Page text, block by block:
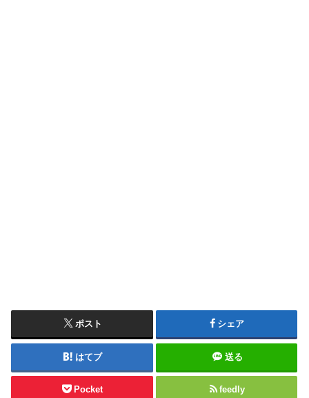
ポスト シェア
はてブ 送る
Pocket feedly